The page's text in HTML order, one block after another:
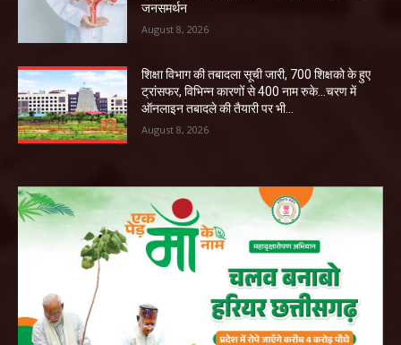
जनसमर्थन
August 8, 2026
शिक्षा विभाग की तबादला सूची जारी, 700 शिक्षको के हुए
ट्रांसफर, विभिन्न कारणों से 400 नाम रुके…चरण में
ऑनलाइन तबादले की तैयारी पर भी...
August 8, 2026